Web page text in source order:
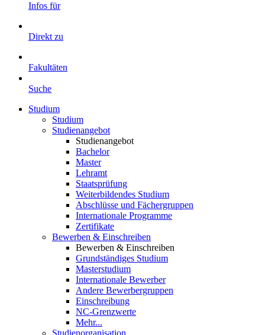
Infos für
Direkt zu
Fakultäten
Suche
Studium
Studium
Studienangebot
Studienangebot
Bachelor
Master
Lehramt
Staatsprüfung
Weiterbildendes Studium
Abschlüsse und Fächergruppen
Internationale Programme
Zertifikate
Bewerben & Einschreiben
Bewerben & Einschreiben
Grundständiges Studium
Masterstudium
Internationale Bewerber
Andere Bewerbergruppen
Einschreibung
NC-Grenzwerte
Mehr...
Studienorganisation